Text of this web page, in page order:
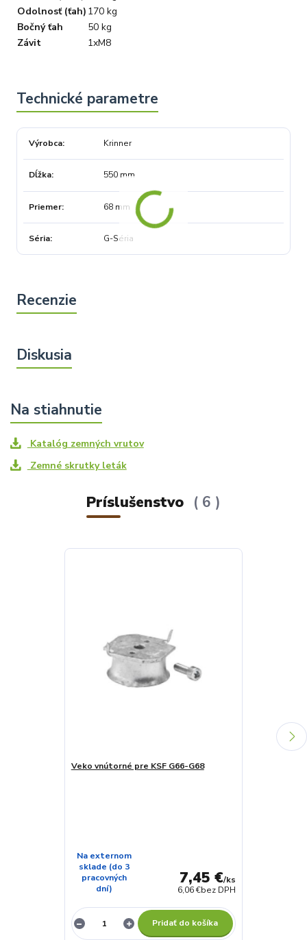
Odolnosť (ťah) 170 kg
Bočný ťah
50 kg
Závit
1xM8
Výrobca Krinner
Dĺžka 550 mm
Priemer 68 mm
Séria G-Séria
Katalóg zemných vrutov
Zemné skrutky leták
Príslušenstvo 6
Veko vnútorné pre KSF G66-G68
7,45 €/ks
6,06 €bez DPH
Na externom
sklade (do 3
pracovných
dní)
Pridať do košíka